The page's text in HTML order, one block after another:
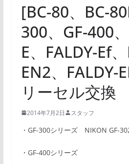
[BC-80、BC-
300、GF-400
E、FALDY-Ef
EN2、FALDY-
リーセル交換
2014年7月2日 スタッフ
・GF-300シリーズ NIKON GF-
・GF-400シリーズ